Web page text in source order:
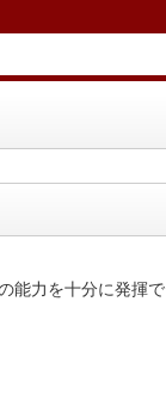
能力を十分に発揮で